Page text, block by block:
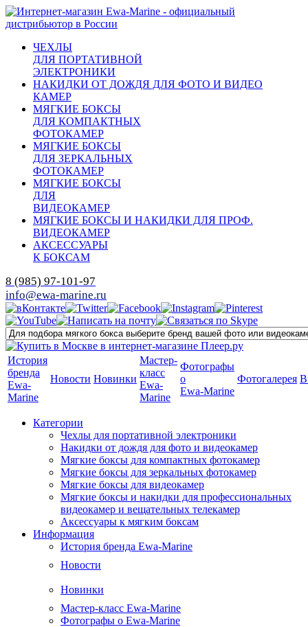
ЧЕХЛЫ
ДЛЯ ПОРТАТИВНОЙ
ЭЛЕКТРОНИКИ
НАКИДКИ ОТ ДОЖДЯ ДЛЯ ФОТО И ВИДЕО
КАМЕР
МЯГКИЕ БОКСЫ
ДЛЯ КОМПАКТНЫХ
ФОТОКАМЕР
МЯГКИЕ БОКСЫ
ДЛЯ ЗЕРКАЛЬНЫХ
ФОТОКАМЕР
МЯГКИЕ БОКСЫ
ДЛЯ
ВИДЕОКАМЕР
МЯГКИЕ БОКСЫ И НАКИДКИ ДЛЯ ПРОФ.
ВИДЕОКАМЕР
АКСЕССУАРЫ
К БОКСАМ
8 (985) 97-101-97
info@ewa-marine.ru
История
бренда
Ewa-
Marine
Новости Новинки
Мастер-
класс
Ewa-
Marine
Фотографы
о
Ewa-Marine
Фотогалерея
Категории
Чехлы для портативной электроники
Накидки от дождя для фото и видеокамер
Мягкие боксы для компактных фотокамер
Мягкие боксы для зеркальных фотокамер
Мягкие боксы для видеокамер
Мягкие боксы и накидки для профессиональных
видеокамер и вещательных телекамер
Аксессуары к мягким боксам
Информация
История бренда Ewa-Marine
Новости
Новинки
Мастер-класс Ewa-Marine
Фотографы о Ewa-Marine